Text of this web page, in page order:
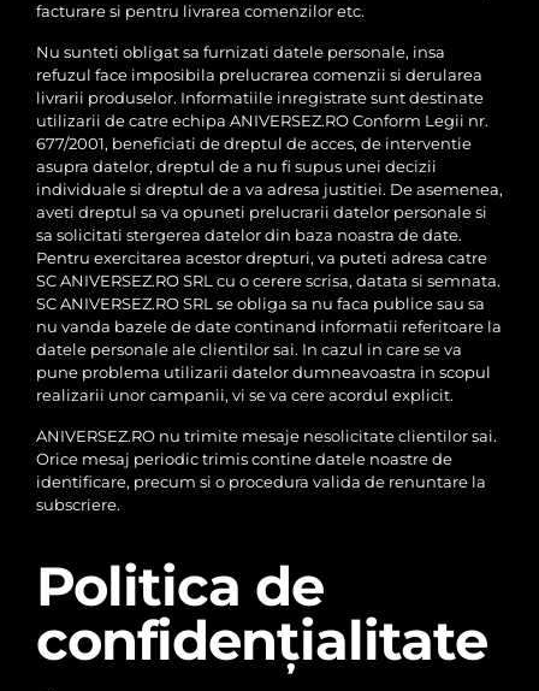
facturare si pentru livrarea comenzilor etc.
Nu sunteti obligat sa furnizati datele personale, insa
refuzul face imposibila prelucrarea comenzii si derularea
livrarii produselor. Informatiile inregistrate sunt destinate
utilizarii de catre echipa ANIVERSEZ.RO Conform Legii nr.
677/2001, beneficiati de dreptul de acces, de interventie
asupra datelor, dreptul de a nu fi supus unei decizii
individuale si dreptul de a va adresa justitiei. De asemenea,
aveti dreptul sa va opuneti prelucrarii datelor personale si
sa solicitati stergerea datelor din baza noastra de date.
Pentru exercitarea acestor drepturi, va puteti adresa catre
SC ANIVERSEZ.RO SRL cu o cerere scrisa, datata si semnata.
SC ANIVERSEZ.RO SRL se obliga sa nu faca publice sau sa
nu vanda bazele de date continand informatii referitoare la
datele personale ale clientilor sai. In cazul in care se va
pune problema utilizarii datelor dumneavoastra in scopul
realizarii unor campanii, vi se va cere acordul explicit.
ANIVERSEZ.RO nu trimite mesaje nesolicitate clientilor sai.
Orice mesaj periodic trimis contine datele noastre de
identificare, precum si o procedura valida de renuntare la
subscriere.
Politica de
confidențialitate